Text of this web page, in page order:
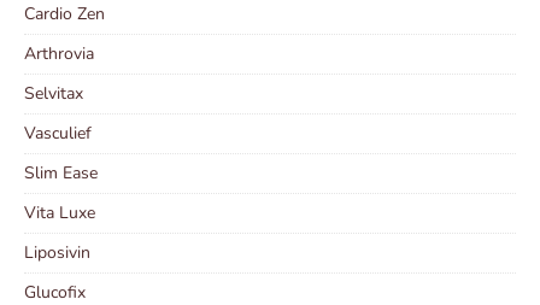
Cardio Zen
Arthrovia
Selvitax
Vasculief
Slim Ease
Vita Luxe
Liposivin
Glucofix